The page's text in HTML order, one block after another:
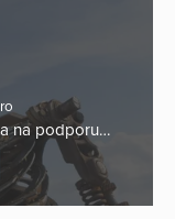
na podporu…